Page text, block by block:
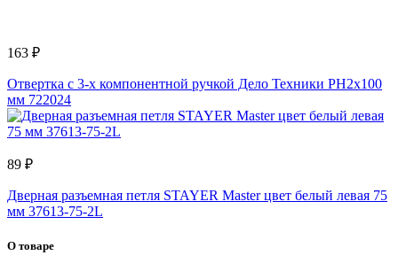
163 ₽
Отвертка c 3-х компонентной ручкой Дело Техники PH2x100
мм 722024
89 ₽
Дверная разъемная петля STAYER Master цвет белый левая 75
мм 37613-75-2L
О товаре